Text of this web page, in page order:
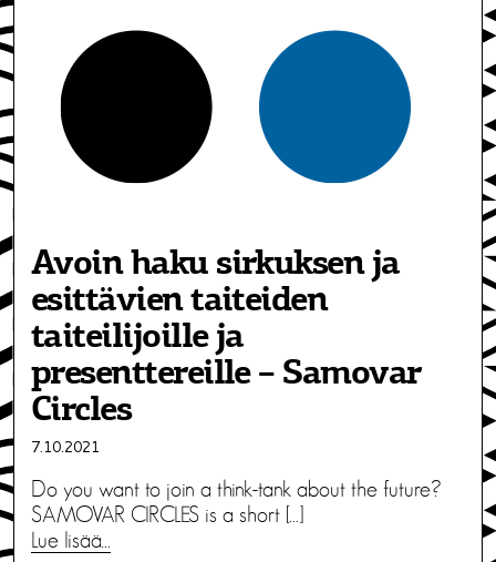
Avoin haku sirkuksen ja
esittävien taiteiden
taiteilijoille ja
presenttereille – Samovar
Circles
7.10.2021
Do you want to join a think-tank about the future?
SAMOVAR CIRCLES is a short […]
Lue lisää…